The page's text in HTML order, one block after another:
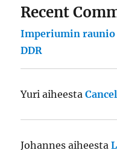
Recent
Imperiumin raunio
DDR
Yuri aiheesta
Johannes aiheesta